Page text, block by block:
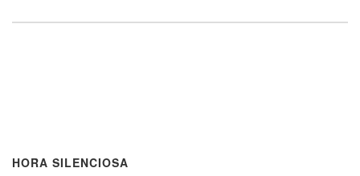
HORA SILENCIOSA